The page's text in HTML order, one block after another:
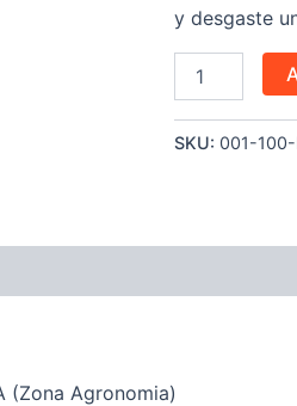
y desgaste
SKU: 001-100-
(Zona Agronomia)